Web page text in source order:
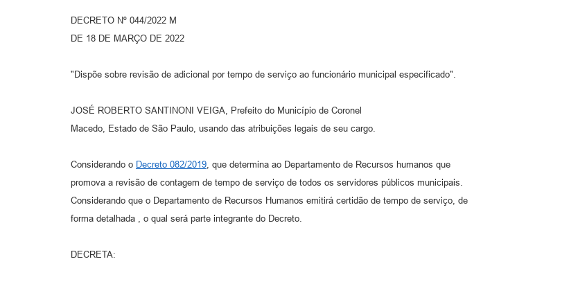
DECRETO Nº 044/2022 M
DE 18 DE MARÇO DE 2022
"Dispõe sobre revisão de adicional por tempo de serviço ao funcionário municipal especificado".
JOSÉ ROBERTO SANTINONI VEIGA, Prefeito do Município de Coronel
Macedo, Estado de São Paulo, usando das atribuições legais de seu cargo.
Considerando o Decreto 082/2019 , que determina ao Departamento de Recursos humanos que
promova a revisão de contagem de tempo de serviço de todos os servidores públicos municipais.
Considerando que o Departamento de Recursos Humanos emitirá certidão de tempo de serviço, de
forma detalhada , o qual será parte integrante do Decreto.
DECRETA: